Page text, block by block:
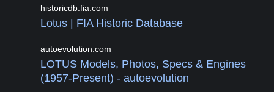
historicdb.fia.com
Lotus | FIA Historic Database
autoevolution.com
LOTUS Models, Photos, Specs & Engines
(1957-Present) - autoevolution